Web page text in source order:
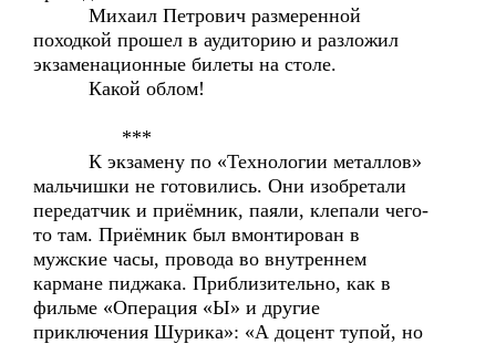
Михаил Петрович размеренной
походкой прошел в аудиторию и разложил
экзаменационные билеты на столе.
Какой облом!
***
К экзамену по «Технологии металлов»
мальчишки не готовились. Они изобретали
передатчик и приёмник, паяли, клепали чего-
то там. Приёмник был вмонтирован в
мужские часы, провода во внутреннем
кармане пиджака. Приблизительно, как в
фильме «Операция «Ы» и другие
приключения Шурика»: «А доцент тупой, но